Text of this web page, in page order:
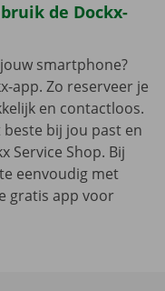
de Dockx-
smartphone?
app. Zo reserveer je
en contactloos.
bij jou past en
Service Shop. Bij
eenvoudig met
gratis app voor